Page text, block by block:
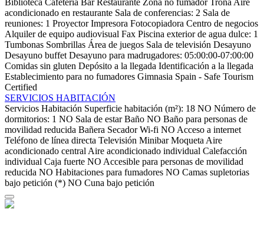
acondicionado en restaurante Sala de conferencias: 2 Sala de
reuniones: 1 Proyector Impresora Fotocopiadora Centro de negocios
Alquiler de equipo audiovisual Fax Piscina exterior de agua dulce: 1
Tumbonas Sombrillas Área de juegos Sala de televisión Desayuno
Desayuno buffet Desayuno para madrugadores: 05:00:00-07:00:00
Comidas sin gluten Depósito a la llegada Identificación a la llegada
Establecimiento para no fumadores Gimnasia Spain - Safe Tourism
Certified
SERVICIOS HABITACIÓN
Servicios Habitación Superficie habitación (m²): 18 NO Número de
dormitorios: 1 NO Sala de estar Baño NO Baño para personas de
movilidad reducida Bañera Secador Wi-fi NO Acceso a internet
Teléfono de línea directa Televisión Minibar Moqueta Aire
acondicionado central Aire acondicionado individual Calefacción
individual Caja fuerte NO Accesible para personas de movilidad
reducida NO Habitaciones para fumadores NO Camas supletorias
bajo petición (*) NO Cuna bajo petición